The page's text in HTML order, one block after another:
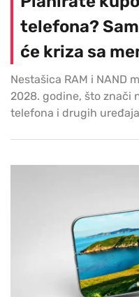
telefona?
će kriza sa
Nestašica RAM i NAND
2028. godine, što znači
telefona i drugih uređaja